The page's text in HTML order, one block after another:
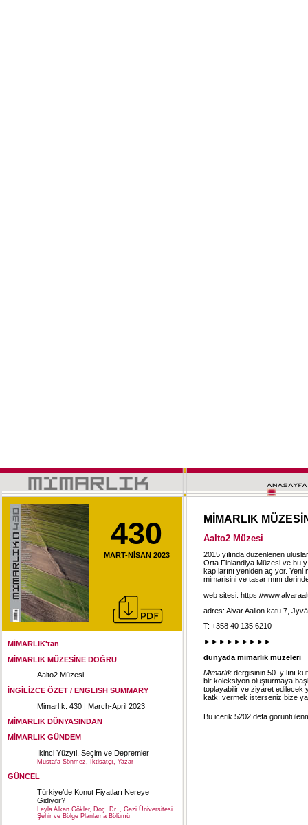
430
MART-NİSAN 2023
MİMARLIK'tan
MİMARLIK MÜZESİNE DOĞRU
Aalto2 Müzesi
İNGİLİZCE ÖZET / ENGLISH SUMMARY
Mimarlık. 430 | March-April 2023
MİMARLIK DÜNYASINDAN
MİMARLIK GÜNDEM
İkinci Yüzyıl, Seçim ve Depremler
Mustafa Sönmez, İktisatçı, Yazar
GÜNCEL
Türkiye’de Konut Fiyatları Nereye
Gidiyor?
Leyla Alkan Gökler, Doç. Dr.., Gazi Üniversitesi
Şehir ve Bölge Planlama Bölümü
MİMARLIK
Aalto2 Müzesi
2015 yılında düzenlenen
Orta Finlandiya Müzesi ve bu
kapılarını yeniden açıyor.
mimarisini ve tasarımını
web sitesi: https://
adres: Alvar Aallon katu 7,
T: +358 40 135 6210
►►►►►►►►►
dünyada mimarlık müzeleri
Mimarlık dergisinin 50. yılını
bir koleksiyon oluşturmaya
toplayabilir ve ziyaret edilecek
katkı vermek isterseniz bize
Bu icerik 5202 defa